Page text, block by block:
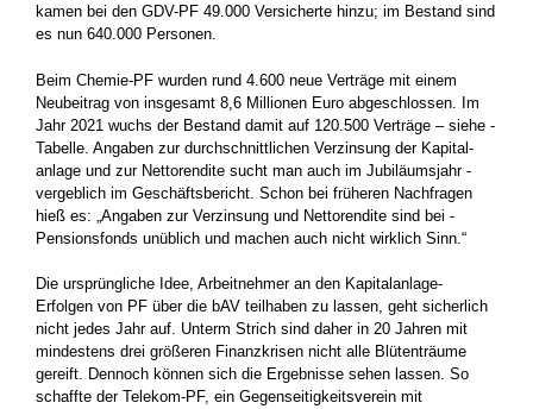
kamen bei den GDV-PF 49.000 Versicherte hinzu; im Bestand sind
es nun 640.000 Personen.
Beim Chemie-PF wurden rund 4.600 neue Verträge mit einem
Neubeitrag von insgesamt 8,6 Millionen Euro abgeschlossen. Im
Jahr 2021 wuchs der Bestand damit auf 120.500 Verträge – siehe ­
Tabelle. Angaben zur durchschnittlichen Verzinsung der Kapital­
anlage und zur Nettorendite sucht man auch im Jubiläumsjahr ­
vergeblich im Geschäftsbericht. Schon bei früheren Nachfragen
hieß es: „Angaben zur Verzinsung und Nettorendite sind bei ­
Pensionsfonds unüblich und machen auch nicht wirklich Sinn.“
Die ursprüngliche Idee, Arbeitnehmer an den Kapitalanlage-
Erfolgen von PF über die bAV teilhaben zu lassen, geht sicherlich
nicht jedes Jahr auf. Unterm Strich sind daher in 20 Jahren mit
mindestens drei größeren Finanzkrisen nicht alle Blütenträume
gereift. Dennoch können sich die Ergebnisse sehen lassen. So
schaffte der Telekom-PF, ein Gegenseitigkeitsverein mit